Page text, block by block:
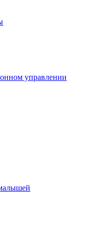
управлении